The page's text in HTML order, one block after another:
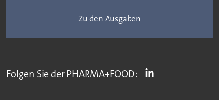
Zu den Ausgaben
Folgen Sie der PHARMA+FOOD: